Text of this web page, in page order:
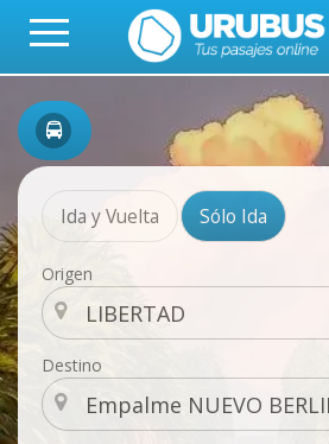
Ida y Vuelta Sólo Ida
Origen
Destino